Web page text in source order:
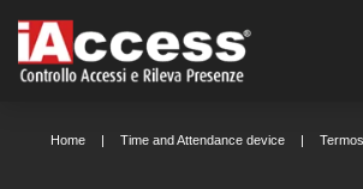
Home Time and Attendance device